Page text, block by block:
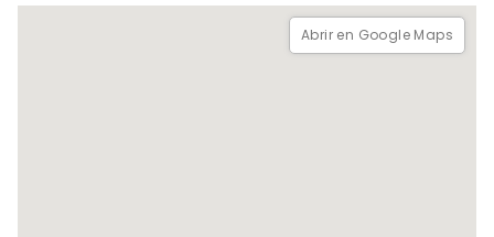
Abrir en Google Maps